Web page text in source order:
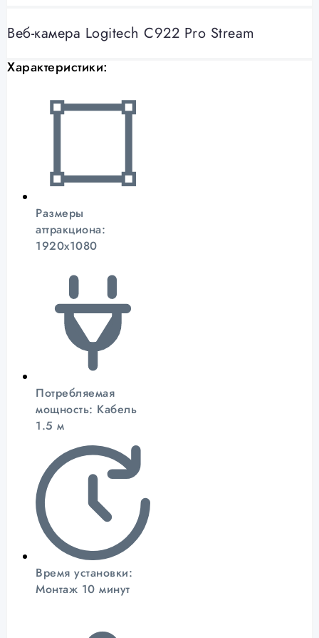
Веб-камера Logitech C922 Pro Stream
Характеристики:
Размеры
аттракциона:
1920x1080
Потребляемая
мощность: Кабель
1.5 м
Время установки:
Монтаж 10 минут